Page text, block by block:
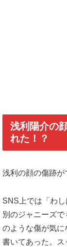
浅利陽介の
れた！？
浅利の顔の傷跡が
SNS上では「わ
別のジャニーズ
のような傷が気に
書いてあった。ス